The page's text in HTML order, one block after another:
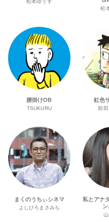
松本ゆうす
松
腰掛けOB
TSUKURU
虹色
前田
まくのうちぃシネマ
よしひろまさみち
私とアナ